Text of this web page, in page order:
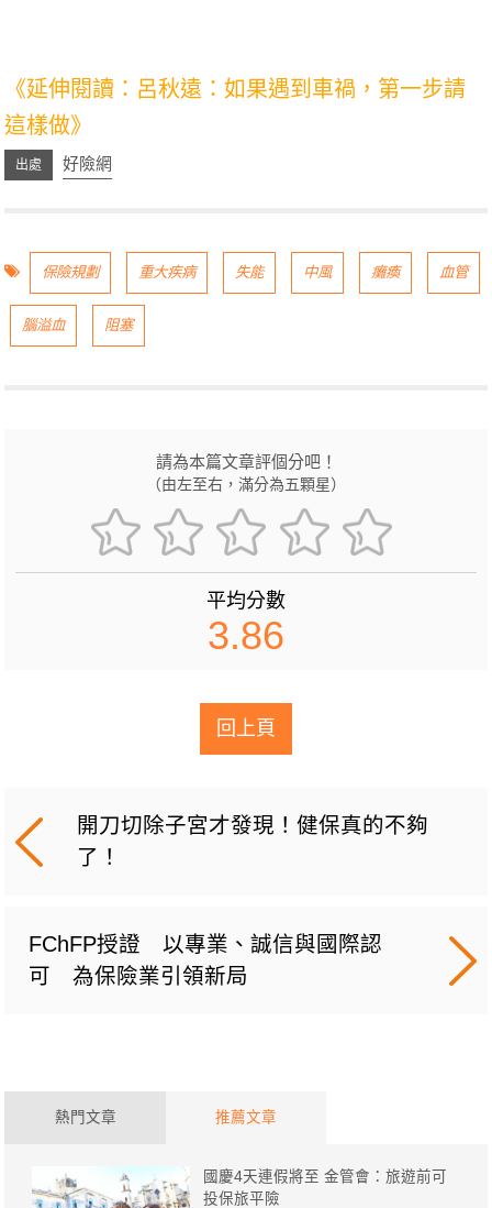
《延伸閱讀：呂秋遠：如果遇到車禍，第一步請
這樣做》
好險網
保險規劃 重大疾病 失能 中風 癱瘓 血管
腦溢血 阻塞
請為本篇文章評個分吧！
（由左至右，滿分為五顆星）
平均分數
3.86
回上頁
開刀切除子宮才發現！健保真的不夠
了！
FChFP授證 以專業、誠信與國際認
可 為保險業引領新局
熱門文章 推薦文章
國慶4天連假將至 金管會：旅遊前可
投保旅平險